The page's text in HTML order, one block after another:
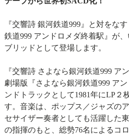
『交響詩 銀河鉄道999』と対をな
鉄道999 アンドロメダ終着駅』が
ブリッドとして登場します。
『交響詩 さよなら銀河鉄道999 ア
劇場版『さよなら銀河鉄道999 ア
ンドトラックとして1981年にLP２
す。音楽は、ポップス／ジャズの
セサイザー奏者としても活躍した
の指揮のもと、総勢76名によるコ